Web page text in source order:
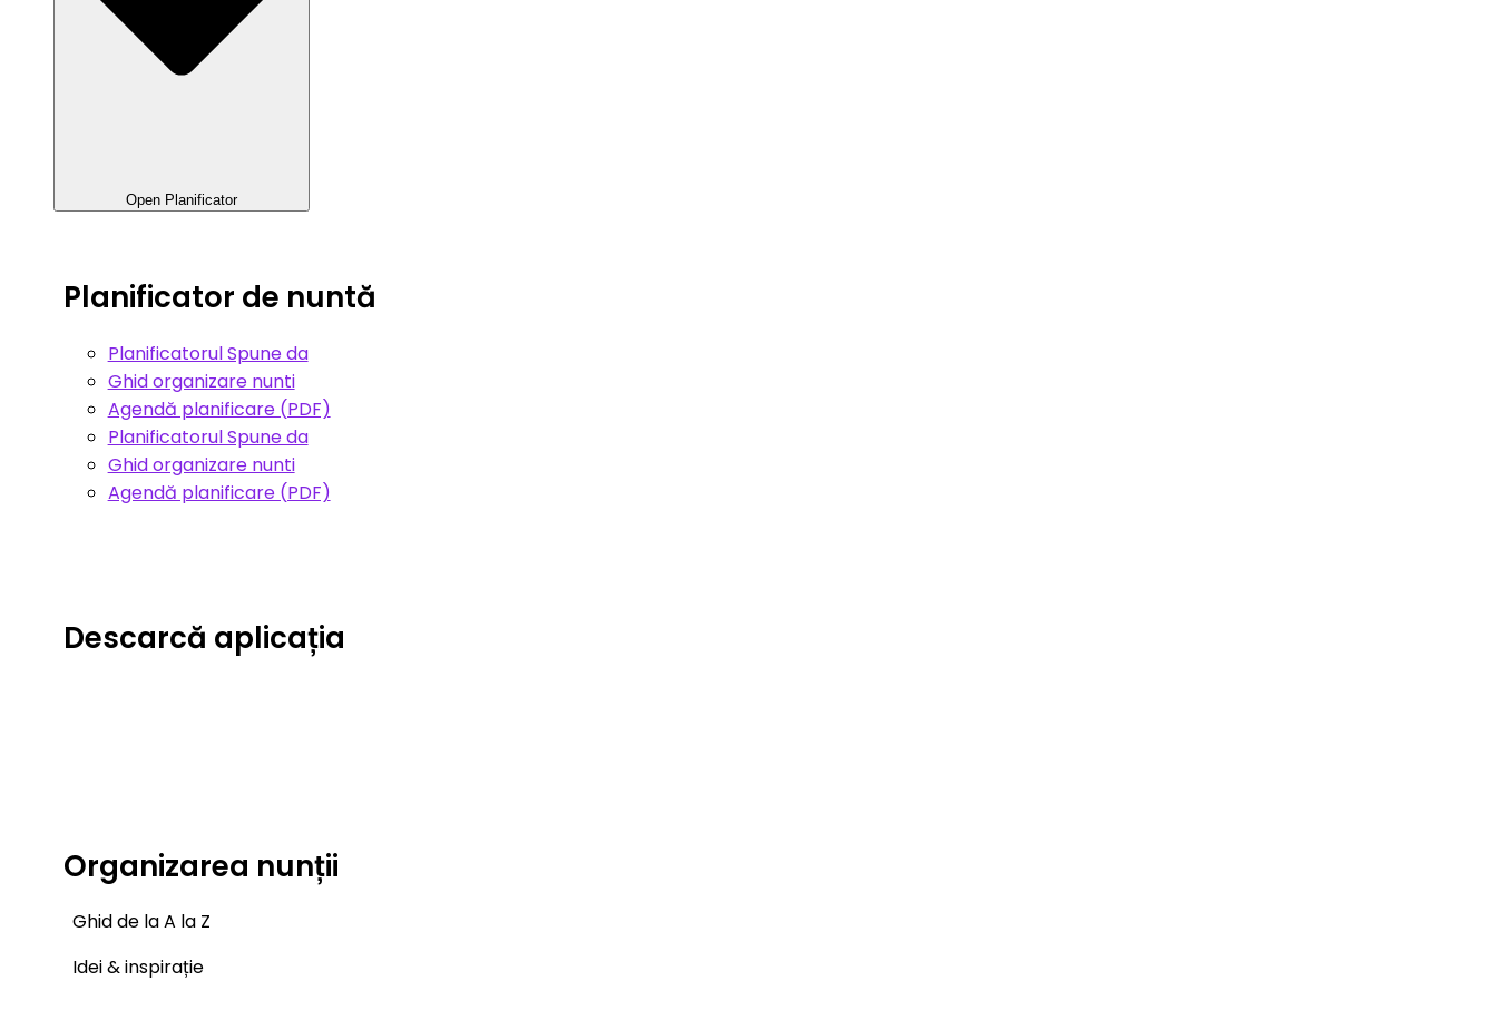
Open Planificator
Planificator de nuntă
Planificatorul Spune da
Ghid organizare nunti
Agendă planificare (PDF)
Planificatorul Spune da
Ghid organizare nunti
Agendă planificare (PDF)
Descarcă aplicația
Organizarea nunții
Ghid de la A la Z
Idei & inspirație